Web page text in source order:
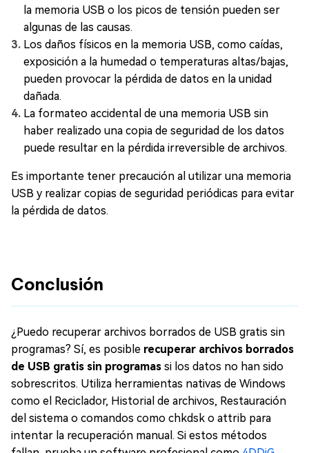
la memoria USB o los picos de tensión pueden ser
algunas de las causas.
Los daños físicos en la memoria USB, como caídas,
exposición a la humedad o temperaturas altas/bajas,
pueden provocar la pérdida de datos en la unidad
dañada.
La formateo accidental de una memoria USB sin
haber realizado una copia de seguridad de los datos
puede resultar en la pérdida irreversible de archivos.
Es importante tener precaución al utilizar una memoria
USB y realizar copias de seguridad periódicas para evitar
la pérdida de datos.
Conclusión
¿Puedo recuperar archivos borrados de USB gratis sin
programas? Sí, es posible recuperar archivos borrados
de USB gratis sin programas si los datos no han sido
sobrescritos. Utiliza herramientas nativas de Windows
como el Reciclador, Historial de archivos, Restauración
del sistema o comandos como chkdsk o attrib para
intentar la recuperación manual. Si estos métodos